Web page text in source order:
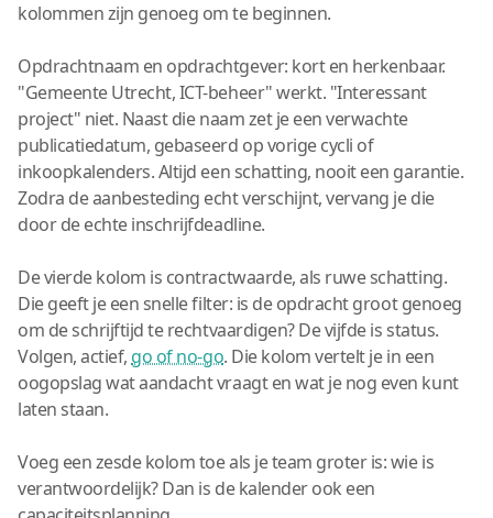
kolommen zijn genoeg om te beginnen.
Opdrachtnaam en opdrachtgever: kort en herkenbaar.
"Gemeente Utrecht, ICT-beheer" werkt. "Interessant
project" niet. Naast die naam zet je een verwachte
publicatiedatum, gebaseerd op vorige cycli of
inkoopkalenders. Altijd een schatting, nooit een garantie.
Zodra de aanbesteding echt verschijnt, vervang je die
door de echte inschrijfdeadline.
De vierde kolom is contractwaarde, als ruwe schatting.
Die geeft je een snelle filter: is de opdracht groot genoeg
om de schrijftijd te rechtvaardigen? De vijfde is status.
Volgen, actief, go of no-go. Die kolom vertelt je in een
oogopslag wat aandacht vraagt en wat je nog even kunt
laten staan.
Voeg een zesde kolom toe als je team groter is: wie is
verantwoordelijk? Dan is de kalender ook een